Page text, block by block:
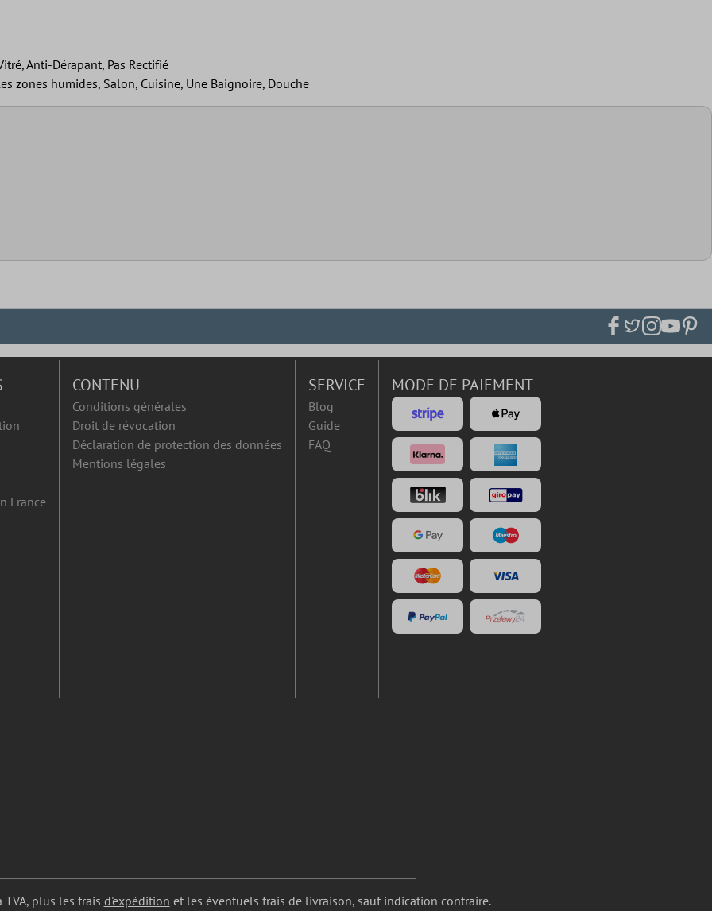
Anti-Dérapant, Pas Rectifié
zones humides, Salon, Cuisine, Une Baignoire, Douche
France
CONTENU
Conditions générales
Droit de révocation
Déclaration de protection des données
Mentions légales
SERVICE
Blog
Guide
FAQ
MODE DE PAIEMENT
plus les frais d'expédition et les éventuels frais de livraison, sauf indication contraire.